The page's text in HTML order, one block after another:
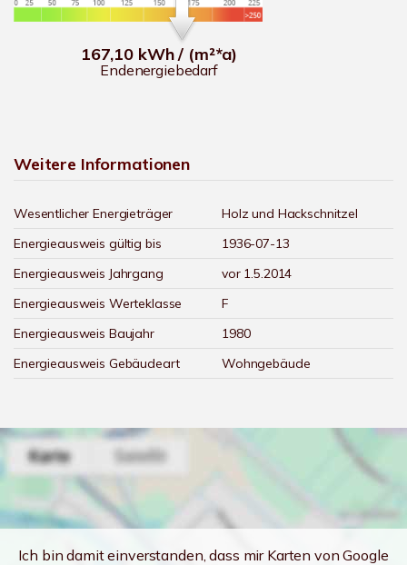
167,10 kWh / (m²*a)
Endenergiebedarf
Weitere Informationen
Wesentlicher Energieträger
Holz und Hackschnitzel
Energieausweis gültig bis
1936-07-13
Energieausweis Jahrgang
vor 1.5.2014
Energieausweis Werteklasse
F
Energieausweis Baujahr
1980
Energieausweis Gebäudeart
Wohngebäude
Ich bin damit einverstanden, dass mir Karten von Google